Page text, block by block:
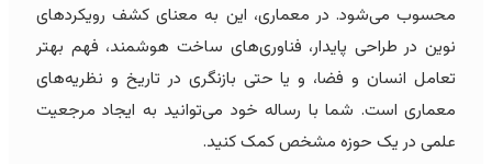
محسوب می‌شود. در معماری، این به معنای کشف رویکردهای
نوین در طراحی پایدار، فناوری‌های ساخت هوشمند، فهم بهتر
تعامل انسان و فضا، و یا حتی بازنگری در تاریخ و نظریه‌های
معماری است. شما با رساله خود می‌توانید به ایجاد مرجعیت
علمی در یک حوزه مشخص کمک کنید.